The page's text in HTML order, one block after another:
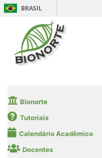
BRASIL
Bionorte
Tutoriais
Calendário Acadêmico
Docentes